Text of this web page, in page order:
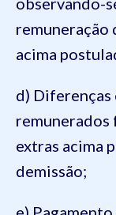
remuneração
acima
d) Diferenças
remunerados
extras acima
demissão;